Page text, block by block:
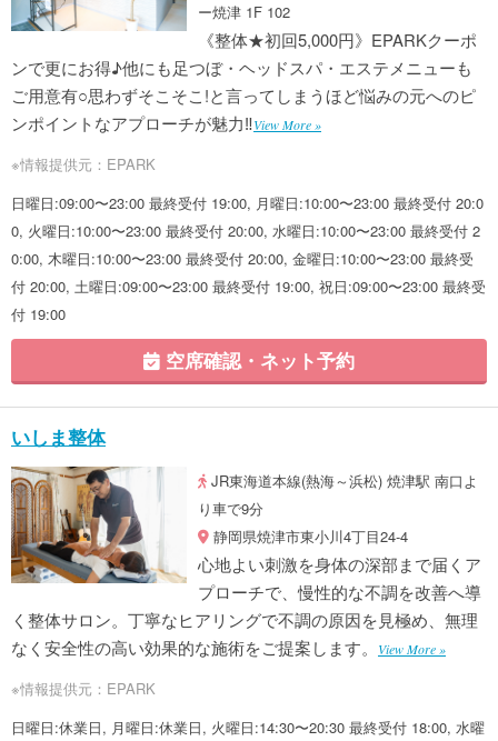
ー焼津 1F 102
《整体★初回5,000円》EPARKクーポ
ンで更にお得♪他にも足つぼ・ヘッドスパ・エステメニューも
ご用意有○思わずそこそこ!と言ってしまうほど悩みの元へのピ
ンポイントなアプローチが魅力‼View More »
※情報提供元：EPARK
日曜日:09:00〜23:00 最終受付 19:00, 月曜日:10:00〜23:00 最終受付 20:0
0, 火曜日:10:00〜23:00 最終受付 20:00, 水曜日:10:00〜23:00 最終受付 2
0:00, 木曜日:10:00〜23:00 最終受付 20:00, 金曜日:10:00〜23:00 最終受
付 20:00, 土曜日:09:00〜23:00 最終受付 19:00, 祝日:09:00〜23:00 最終受
付 19:00
空席確認・ネット予約
いしま整体
JR東海道本線(熱海～浜松) 焼津駅 南口よ
り車で9分
静岡県焼津市東小川4丁目24-4
心地よい刺激を身体の深部まで届くア
プローチで、慢性的な不調を改善へ導
く整体サロン。丁寧なヒアリングで不調の原因を見極め、無理
なく安全性の高い効果的な施術をご提案します。
View More »
※情報提供元：EPARK
日曜日:休業日, 月曜日:休業日, 火曜日:14:30〜20:30 最終受付 18:00, 水曜